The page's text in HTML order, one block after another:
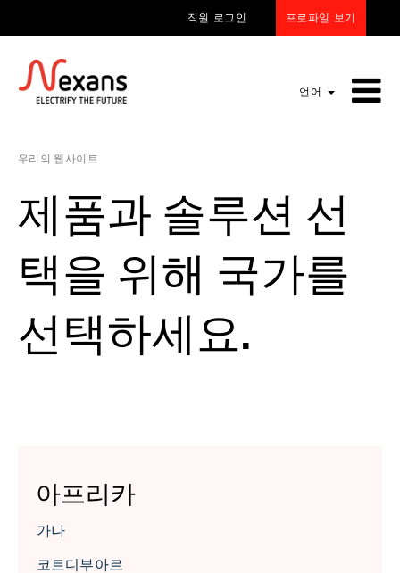
프로파일 보기
직원 로그인
언어
우리의 웹사이트
제품과 솔루션 선
택을 위해 국가를
선택하세요.
아프리카
가나
코트디부아르